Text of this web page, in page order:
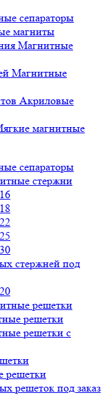
сепараторы
магниты
Магнитные
Магнитные
Акриловые
магнитные
сепараторы
стержни
стержней под
решетки
решетки
решетки с
решетки
решеток под заказ